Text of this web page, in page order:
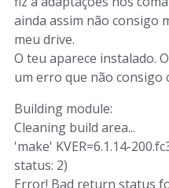
ainda assim não consigo
meu drive.
O teu aparece instalado.
um erro que não consigo
Building module:
Cleaning build area...
'make' KVER=6.1.14-
status: 2)
Error! Bad return status